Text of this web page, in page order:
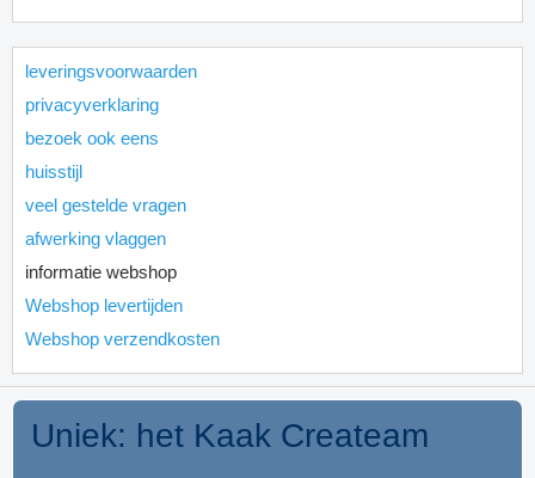
leveringsvoorwaarden
privacyverklaring
bezoek ook eens
huisstijl
veel gestelde vragen
afwerking vlaggen
informatie webshop
Webshop levertijden
Webshop verzendkosten
Uniek: het Kaak Createam